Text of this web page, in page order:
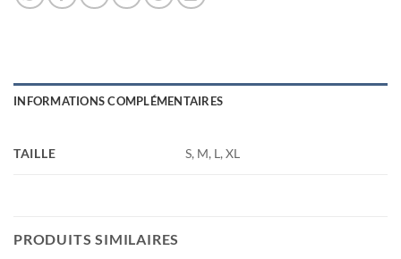
INFORMATIONS COMPLÉMENTAIRES
TAILLE S, M, L, XL
PRODUITS SIMILAIRES